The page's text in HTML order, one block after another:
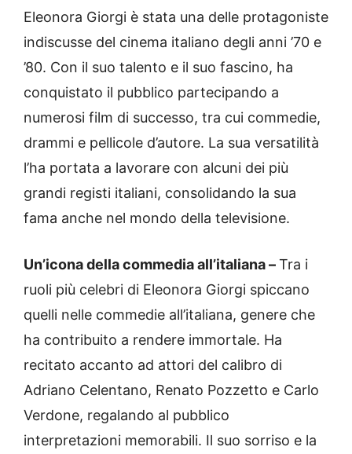
Eleonora Giorgi è stata una delle protagoniste
indiscusse del cinema italiano degli anni ’70 e
’80. Con il suo talento e il suo fascino, ha
conquistato il pubblico partecipando a
numerosi film di successo, tra cui commedie,
drammi e pellicole d’autore. La sua versatilità
l’ha portata a lavorare con alcuni dei più
grandi registi italiani, consolidando la sua
fama anche nel mondo della televisione.
Un’icona della commedia all’italiana –Tra i
ruoli più celebri di Eleonora Giorgi spiccano
quelli nelle commedie all’italiana, genere che
ha contribuito a rendere immortale. Ha
recitato accanto ad attori del calibro di
Adriano Celentano, Renato Pozzetto e Carlo
Verdone, regalando al pubblico
interpretazioni memorabili. Il suo sorriso e la